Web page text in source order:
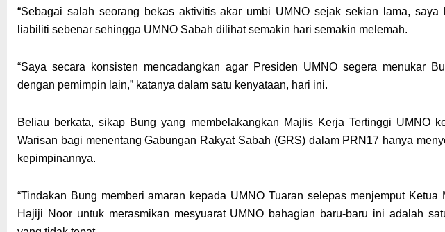
“Sebagai salah seorang bekas aktivitis akar umbi UMNO sejak sekian lama, saya
liabiliti sebenar sehingga UMNO Sabah dilihat semakin hari semakin melemah.
“Saya secara konsisten mencadangkan agar Presiden UMNO segera menukar
dengan pemimpin lain,” katanya dalam satu kenyataan, hari ini.
Beliau berkata, sikap Bung yang membelakangkan Majlis Kerja Tertinggi UMNO
Warisan bagi menentang Gabungan Rakyat Sabah (GRS) dalam PRN17 hanya
kepimpinannya.
“Tindakan Bung memberi amaran kepada UMNO Tuaran selepas menjemput Ketua
Hajiji Noor untuk merasmikan mesyuarat UMNO bahagian baru-baru ini adalah